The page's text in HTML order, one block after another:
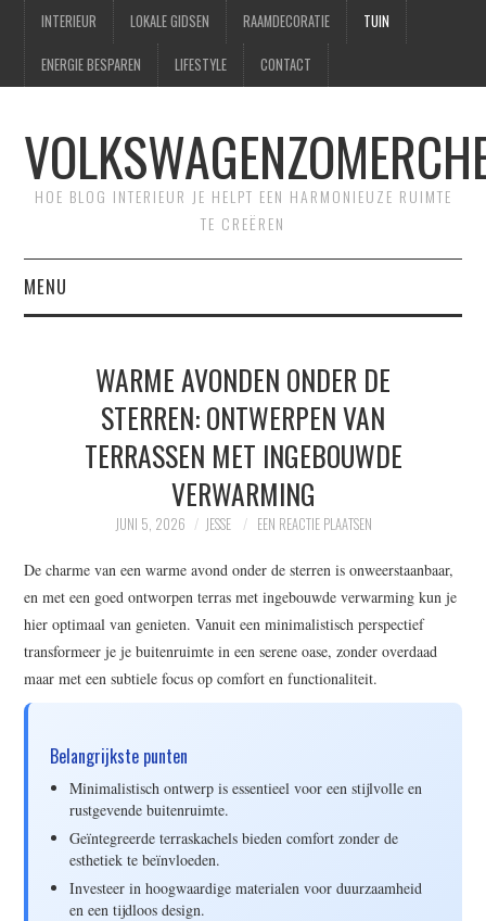
INTERIEUR LOKALE GIDSEN RAAMDECORATIE TUIN
ENERGIE BESPAREN LIFESTYLE CONTACT
HOE BLOG INTERIEUR JE HELPT EEN HARMONIEUZE RUIMTE
TE CREËREN
MENU
CONTACT
SITEMAP
COMPLETE GUIDELINES
WARME AVONDEN ONDER DE
STERREN: ONTWERPEN VAN
TERRASSEN MET INGEBOUWDE
VERWARMING
JUNI 5, 2026 JESSE EEN REACTIE PLAATSEN
De charme van een warme avond onder de sterren is onweerstaanbaar,
en met een goed ontworpen terras met ingebouwde verwarming kun je
hier optimaal van genieten. Vanuit een minimalistisch perspectief
transformeer je je buitenruimte in een serene oase, zonder overdaad
maar met een subtiele focus op comfort en functionaliteit.
Belangrijkste punten
Minimalistisch ontwerp is essentieel voor een stijlvolle en
rustgevende buitenruimte.
Geïntegreerde terraskachels bieden comfort zonder de
esthetiek te beïnvloeden.
Investeer in hoogwaardige materialen voor duurzaamheid
en een tijdloos design.